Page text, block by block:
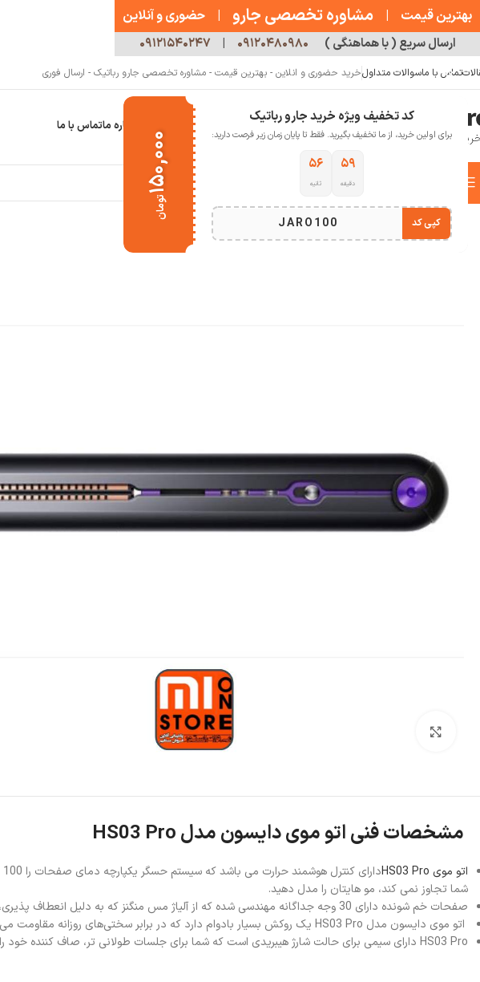
کد تخفیف ویژه خرید جارو رباتیک
برای اولین خرید، از ما تخفیف بگیرید. فقط تا پایان زمان زیر فرصت دارید:
۵۹
دقیقه
۵۵
ثانیه
JARO100 کپی کد
۱۵۰,۰۰۰
تومان
تماس با ماسوالات متداولخرید حضوری و انلاین - بهترین قیمت - مشاوره تخصصی جارو رباتیک - ارسال فوری
خانه جارو رباتیک درباره ماتماس با ما
انتخاب دسته بندی
خانه لوازم آرایشی سشوار و حالت دهنده اتو موی دایسون مدل HS03 Pro
اتمام موجودی
مشخصات فنی اتو موی دایسون مدل HS03 Pro
اتو موی HS03 Pro
شما تجاوز نمی کند، مو هایتان را مدل دهید.
صفحات خم شونده دارای 30 وجه جداگانه مهندسی شده که از آلیاژ مس منگنز که به دلیل انعطاف پذیری، استحکام و هدایت حرارتی آن انتخاب شده است.
اتو موی دایسون مدل HS03 Pro یک روکش بسیار بادوام دارد که در برابر سختی‌های روزانه مقاومت می‌کند، در حالی که کابل 4.8 متری به صورت مغناطیسی برای مانور دادن آسان در اطراف مشتریان می‌چرخد.
HS03 Pro دارای سیمی برای حالت شارژ هیبریدی است که شما برای جلسات طولانی تر، صاف کننده خود را با شارژ کامل شروع کنید و با کابل مغناطیسی 360 درجه سبک نماید.
بهترین قیمت | مشاوره تخصصی جارو | حضوری و آنلاین
ارسال سریع ( با هماهنگی ) ۰۹۱۲۰۴۸۰۹۸۰ | ۰۹۱۲۱۵۴۰۲۴۷